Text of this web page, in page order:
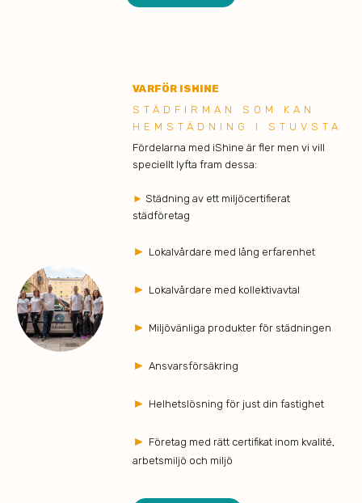
VARFÖR ISHINE
STÄDFIRMAN SOM KAN
HEMSTÄDNING I STUVSTA
Fördelarna med iShine är fler men vi vill
speciellt lyfta fram dessa:
► Städning av ett miljöcertifierat
städföretag
► Lokalvårdare med lång erfarenhet
► Lokalvårdare med kollektivavtal
► Miljövänliga produkter för städningen
►Ansvarsförsäkring
► Helhetslösning för just din fastighet
► Företag med rätt certifikat inom kvalité,
arbetsmiljö och miljö